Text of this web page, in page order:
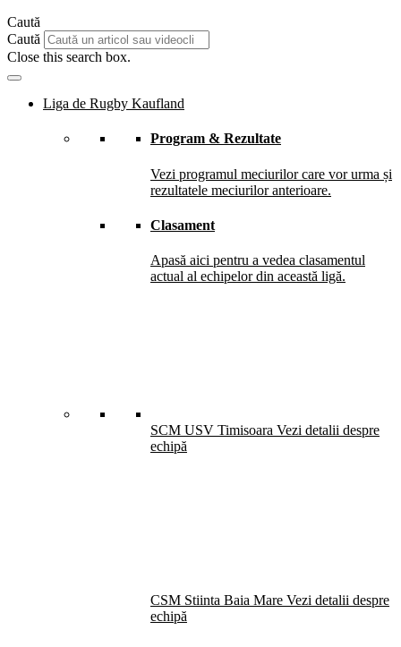
Caută
Caută
Close this search box.
Liga de Rugby Kaufland
Program & Rezultate
Vezi programul meciurilor care vor urma și
rezultatele meciurilor anterioare.
Clasament
Apasă aici pentru a vedea clasamentul
actual al echipelor din această ligă.
SCM USV Timisoara Vezi detalii despre
echipă
CSM Stiinta Baia Mare Vezi detalii despre
echipă